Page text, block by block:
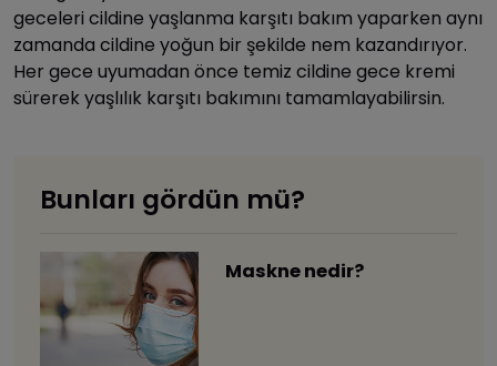
geceleri cildine yaşlanma karşıtı bakım yaparken aynı
zamanda cildine yoğun bir şekilde nem kazandırıyor.
Her gece uyumadan önce temiz cildine gece kremi
sürerek yaşlılık karşıtı bakımını tamamlayabilirsin.
Bunları gördün mü?
Maskne nedir?